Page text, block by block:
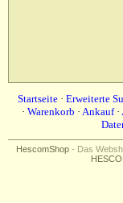
Startseite · Erweiterte
· Warenkorb · Ankauf·
HescomShop - Das